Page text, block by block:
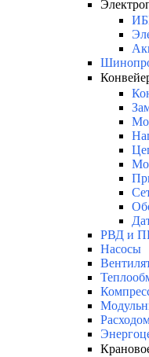
РВД и
Насосы